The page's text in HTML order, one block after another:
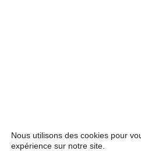
Nous utilisons des cookies pour
expérience sur notre site.